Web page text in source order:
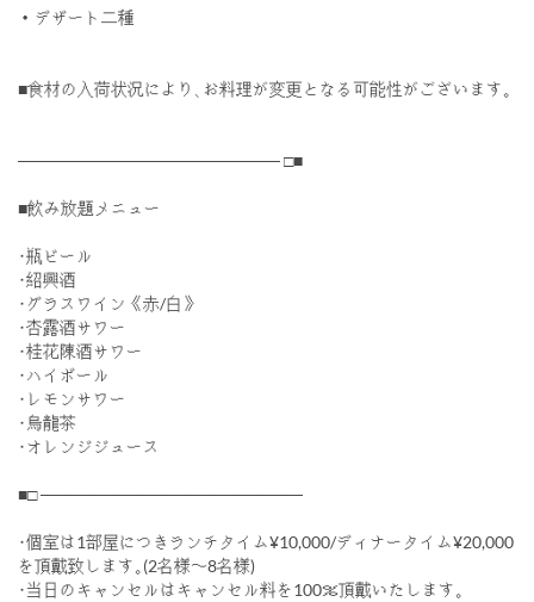
・デザート二種
■食材の入荷状況により､お料理が変更となる可能性がございます｡
────────────────────── □■
■飲み放題メニュー
･瓶ビール
･紹興酒
･グラスワイン《赤/白》
･杏露酒サワー
･桂花陳酒サワー
･ハイボール
･レモンサワー
･烏龍茶
･オレンジジュース
■□ ──────────────────────
･個室は1部屋につきランチタイム¥10,000/ディナータイム¥20,000
を頂戴致します｡(2名様〜8名様)
･当日のキャンセルはキャンセル料を100％頂戴いたします｡